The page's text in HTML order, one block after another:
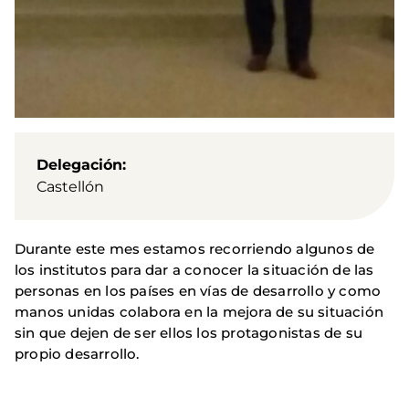
Delegación
Castellón
Durante este mes estamos recorriendo algunos de
los institutos para dar a conocer la situación de las
personas en los países en vías de desarrollo y como
manos unidas colabora en la mejora de su situación
sin que dejen de ser ellos los protagonistas de su
propio desarrollo.